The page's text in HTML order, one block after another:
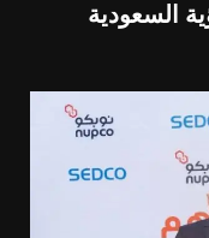
السعودية